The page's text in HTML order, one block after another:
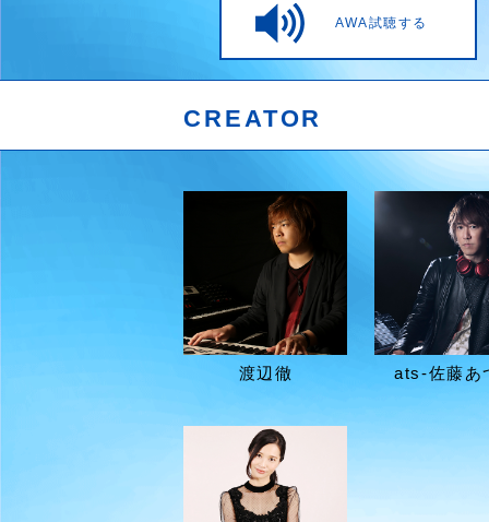
AWA試聴する
CREATOR
渡辺徹 ats-佐藤あ